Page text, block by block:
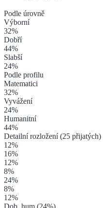
Podle úrovně
Výborní
32%
Dobří
44%
Slabší
24%
Podle profilu
Matematici
32%
Vyvážení
24%
Humanitní
44%
Detailní rozložení (25 přijatých)
12%
16%
12%
8%
24%
8%
12%